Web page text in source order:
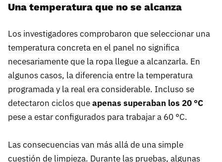
Una temperatura que no se alcanza
Los investigadores comprobaron que seleccionar una
temperatura concreta en el panel no significa
necesariamente que la ropa llegue a alcanzarla. En
algunos casos, la diferencia entre la temperatura
programada y la real era considerable. Incluso se
detectaron ciclos queapenas superaban los 20 °C
pese a estar configurados para trabajar a 60 °C.
Las consecuencias van más allá de una simple
cuestión de limpieza. Durante las pruebas, algunas